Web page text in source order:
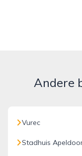
Andere
Vurec
Stadhuis